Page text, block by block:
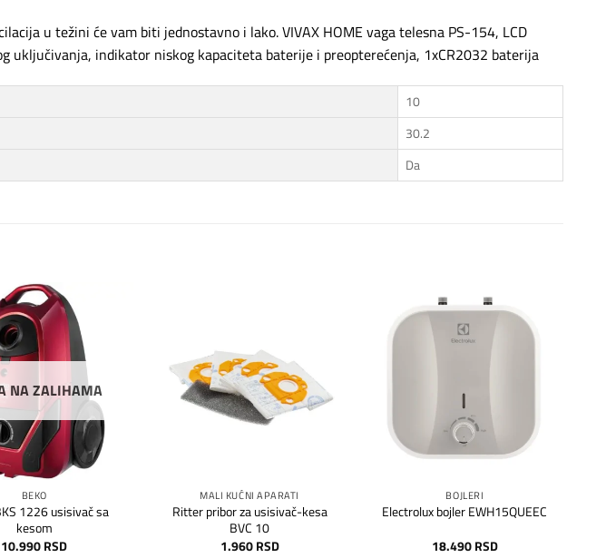
u težini će vam biti jednostavno i lako. VIVAX HOME vaga telesna PS-154, LCD
uključivanja, indikator niskog kapaciteta baterije i preopterećenja, 1xCR2032 baterija
10
30.2
Da
NA ZALIHAMA
BEKO
1226 usisivač sa
kesom
10.990RSD
MALI KUĆNI APARATI
Ritter pribor za usisivač-kesa
BVC 10
1.960RSD
Dodaj
BOJLERI
Electrolux bojler EWH15QUEEC
18.490RSD